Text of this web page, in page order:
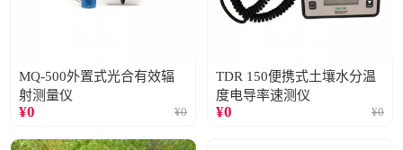
MQ-500外置式光合有效辐
射测量仪
¥0 ¥0
TDR 150便携式土壤水分温
度电导率速测仪
¥0 ¥0